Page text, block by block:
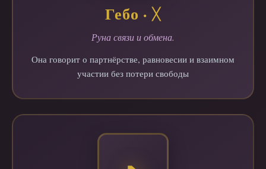
Гебо · ᚷ
Руна связи и обмена.
Она говорит о партнёрстве, равновесии и взаимном
участии без потери свободы